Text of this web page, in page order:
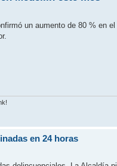
un aumento de 80 % en
en 24 horas